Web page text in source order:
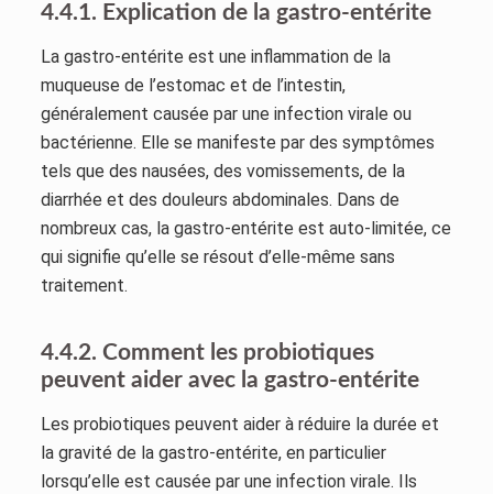
4.4.1. Explication de la gastro-entérite
La gastro-entérite est une inflammation de la
muqueuse de l’estomac et de l’intestin,
généralement causée par une infection virale ou
bactérienne. Elle se manifeste par des symptômes
tels que des nausées, des vomissements, de la
diarrhée et des douleurs abdominales. Dans de
nombreux cas, la gastro-entérite est auto-limitée, ce
qui signifie qu’elle se résout d’elle-même sans
traitement.
4.4.2. Comment les probiotiques
peuvent aider avec la gastro-entérite
Les probiotiques peuvent aider à réduire la durée et
la gravité de la gastro-entérite, en particulier
lorsqu’elle est causée par une infection virale. Ils